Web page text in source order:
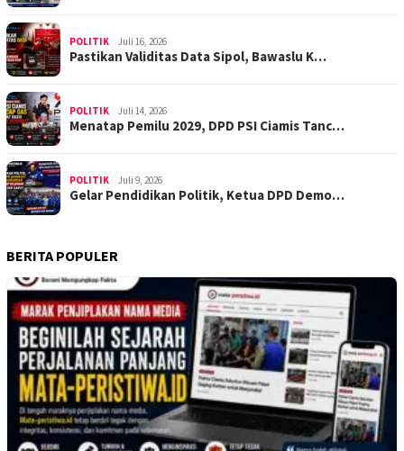
POLITIK Juli 16, 2026
Pastikan Validitas Data Sipol, Bawaslu K…
POLITIK Juli 14, 2026
Menatap Pemilu 2029, DPD PSI Ciamis Tanc…
POLITIK Juli 9, 2026
Gelar Pendidikan Politik, Ketua DPD Demo…
BERITA POPULER